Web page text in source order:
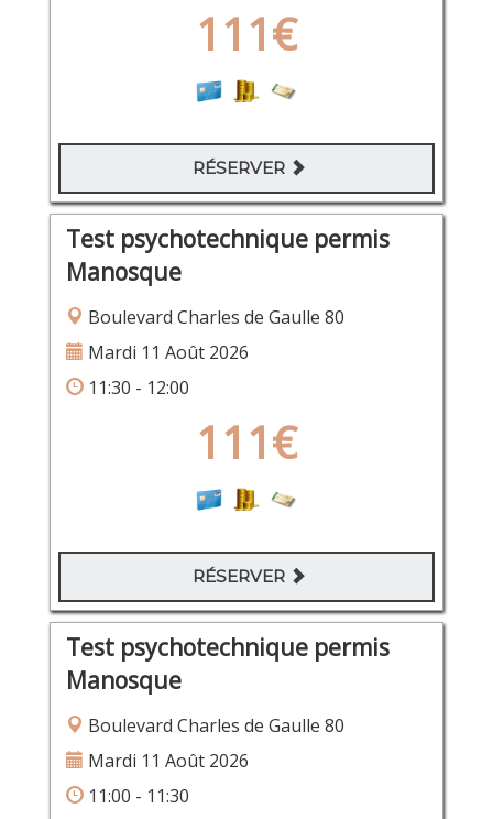
111€
RÉSERVER
Test psychotechnique permis
Manosque
Boulevard Charles de Gaulle 80
Mardi 11 Août 2026
11:30 - 12:00
111€
RÉSERVER
Test psychotechnique permis
Manosque
Boulevard Charles de Gaulle 80
Mardi 11 Août 2026
11:00 - 11:30